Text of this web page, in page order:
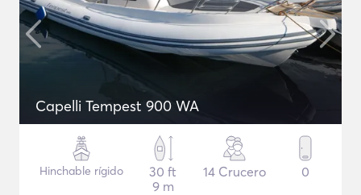
Capelli Tempest 900 WA
Hinchable rígido
30 ft
9 m
14 Crucero 0